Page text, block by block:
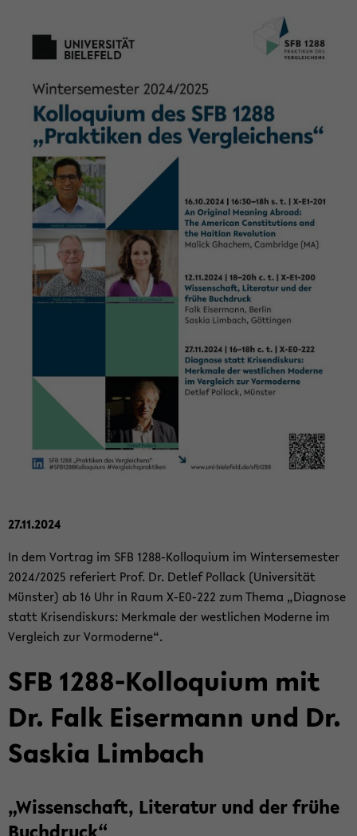
27.11.2024
In dem Vor­trag im SFB 1288-​Kolloquium im Win­ter­se­mes­ter
2024/2025 re­fe­riert Prof. Dr. Det­lef Pol­lack (Uni­ver­si­tät
Müns­ter) ab 16 Uhr in Raum X-​E0-222 zum Thema „Dia­gno­se
statt Kri­sen­dis­kurs: Merk­ma­le der west­li­chen Mo­der­ne im
Ver­gleich zur Vor­mo­der­ne“.
SFB 1288-​Kolloquium mit
Dr. Falk Eis­er­mann und Dr.
Sas­kia Lim­bach
„Wis­sen­schaft, Li­te­ra­tur und der frühe